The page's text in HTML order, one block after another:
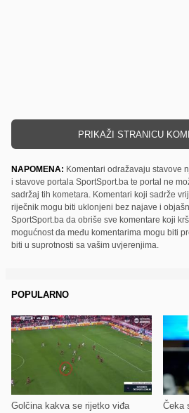
PRIKAŽI STRANICU
NAPOMENA: Komentari odražavaju stavove
i stavove portala SportSport.ba te portal ne
sadržaj tih kometara. Komentari koji sadrže
riječnik mogu biti uklonjeni bez najave i
SportSport.ba da obriše sve komentare koji
mogućnost da među komentarima mogu biti
biti u suprotnosti sa vašim uvjerenjima.
POPULARNO
Golčina kakva se rijetko viđa Čeka